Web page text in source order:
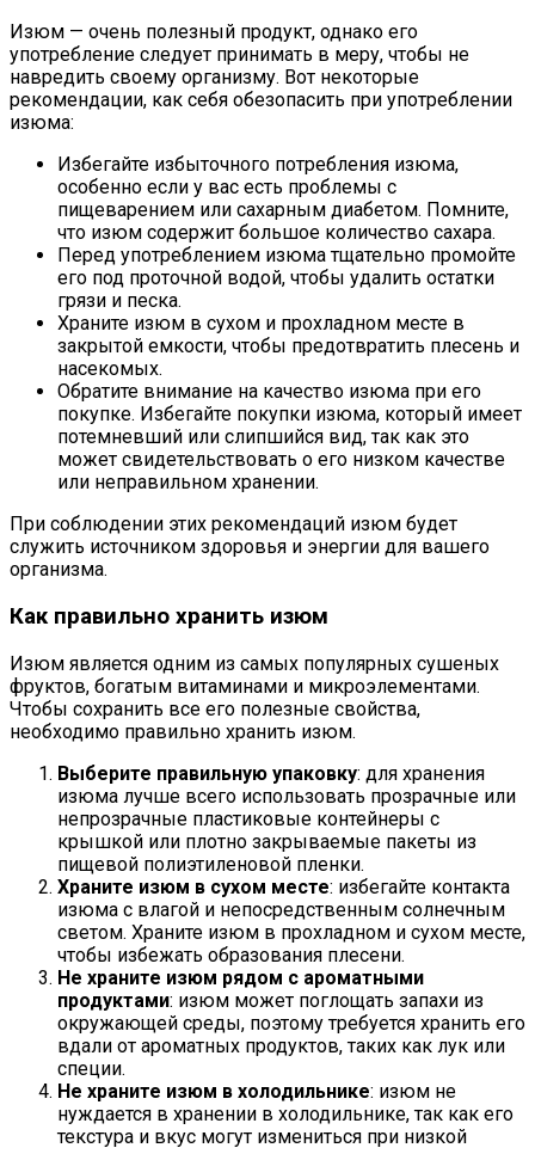
Изюм — очень полезный продукт, однако его
употребление следует принимать в меру, чтобы не
навредить своему организму. Вот некоторые
рекомендации, как себя обезопасить при употреблении
изюма:
Избегайте избыточного потребления изюма,
особенно если у вас есть проблемы с
пищеварением или сахарным диабетом. Помните,
что изюм содержит большое количество сахара.
Перед употреблением изюма тщательно промойте
его под проточной водой, чтобы удалить остатки
грязи и песка.
Храните изюм в сухом и прохладном месте в
закрытой емкости, чтобы предотвратить плесень и
насекомых.
Обратите внимание на качество изюма при его
покупке. Избегайте покупки изюма, который имеет
потемневший или слипшийся вид, так как это
может свидетельствовать о его низком качестве
или неправильном хранении.
При соблюдении этих рекомендаций изюм будет
служить источником здоровья и энергии для вашего
организма.
Как правильно хранить изюм
Изюм является одним из самых популярных сушеных
фруктов, богатым витаминами и микроэлементами.
Чтобы сохранить все его полезные свойства,
необходимо правильно хранить изюм.
Выберите правильную упаковку: для хранения
изюма лучше всего использовать прозрачные или
непрозрачные пластиковые контейнеры с
крышкой или плотно закрываемые пакеты из
пищевой полиэтиленовой пленки.
Храните изюм в сухом месте: избегайте контакта
изюма с влагой и непосредственным солнечным
светом. Храните изюм в прохладном и сухом месте,
чтобы избежать образования плесени.
Не храните изюм рядом с ароматными
продуктами: изюм может поглощать запахи из
окружающей среды, поэтому требуется хранить его
вдали от ароматных продуктов, таких как лук или
специи.
Не храните изюм в холодильнике: изюм не
нуждается в хранении в холодильнике, так как его
текстура и вкус могут измениться при низкой